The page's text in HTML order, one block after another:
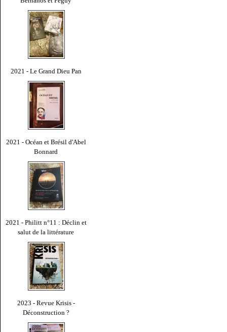
2021 - Le Grand Dieu Pan
2021 - Océan et Brésil d'Abel
Bonnard
2021 - Philitt n°11 : Déclin et
salut de la littérature
2023 - Revue Krisis -
Déconstruction ?